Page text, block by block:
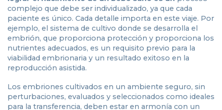
complejo que debe ser individualizado, ya que cada
paciente es único. Cada detalle importa en este viaje. Por
ejemplo, el sistema de cultivo donde se desarrolla el
embrión, que proporciona protección y proporciona los
nutrientes adecuados, es un requisito previo para la
viabilidad embrionaria y un resultado exitoso en la
reproducción asistida.
Los embriones cultivados en un ambiente seguro, sin
perturbaciones, evaluados y seleccionados como ideales
para la transferencia, deben estar en armonía con un